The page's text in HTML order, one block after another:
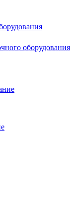
оборудования